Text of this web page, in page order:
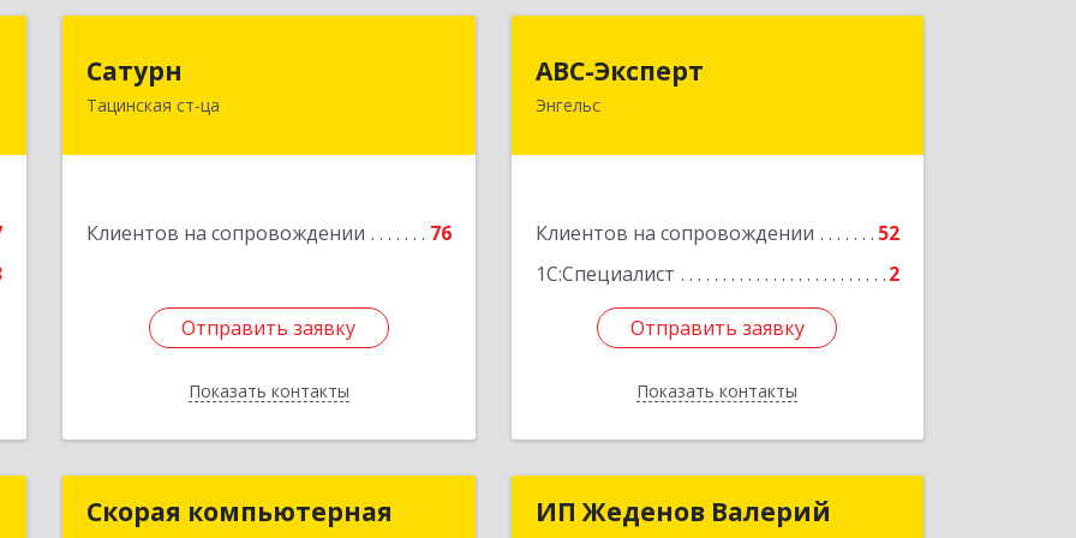
Сатурн
Тацинская ст-ца
Клиентов на сопровождении 76
Отправить заявку
Показать контакты
347060, Ростовская область,
Подробнее
Отправить заявку
Назад
АВС-Эксперт
Энгельс
Клиентов на сопровождении
52
1С:Специалист
2
Отправить заявку
Показать контакты
413105, Саратовская обл, Энгельс г,
Отправить заявку
Назад
Скорая компьютерная
Скорая компьютерная
ИП Жеденов Валерий
ИП Жеденов Валерий